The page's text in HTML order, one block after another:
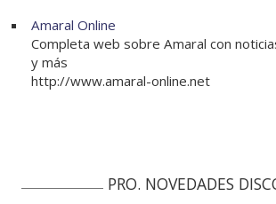
Amaral Online
Completa web sobre Amaral con
y más
http://www.amaral-online.net
PRO. NOVEDADES